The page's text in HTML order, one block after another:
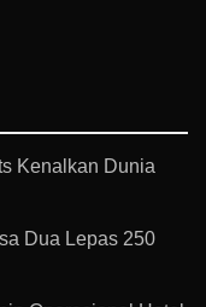
Kenalkan Dunia
Dua Lepas 250